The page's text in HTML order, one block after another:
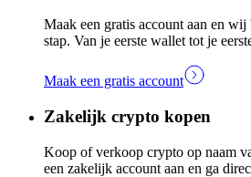
Maak een gratis account aan en
stap. Van je eerste wallet tot je
Maak een gratis account
Zakelijk crypto kopen
Koop of verkoop crypto op naam
een zakelijk account aan en ga